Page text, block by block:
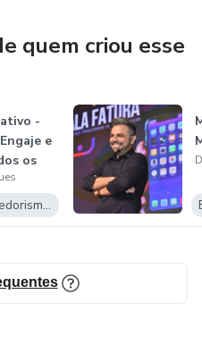
quem criou esse
-
e
os
Empreendedorismo Digital